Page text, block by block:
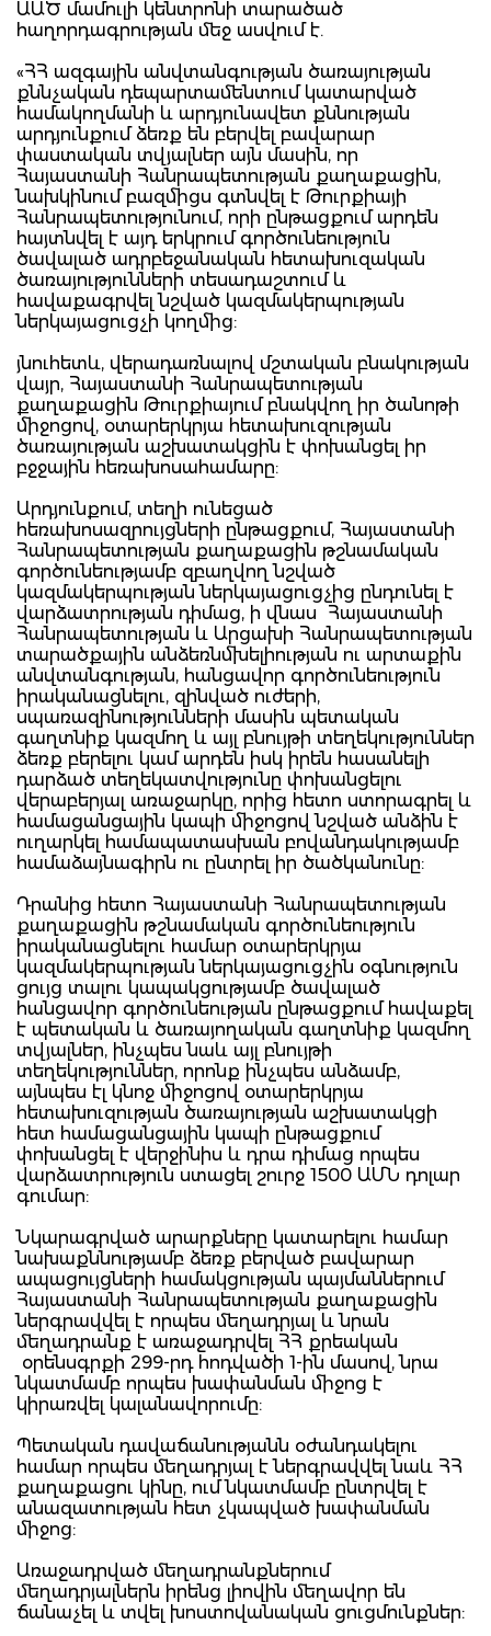
ԱԱԾ մամուլի կենտրոնի տարածած
հաղորդագրության մեջ ասվում է.
«ՀՀ ազգային անվտանգության ծառայության
քննչական դեպարտամենտում կատարված
համակողմանի և արդյունավետ քննության
արդյունքում ձեռք են բերվել բավարար
փաստական տվյալներ այն մասին, որ
Հայաստանի Հանրապետության քաղաքացին,
նախկինում բազմիցս գտնվել է Թուրքիայի
Հանրապետությունում, որի ընթացքում արդեն
հայտնվել է այդ երկրում գործունեություն
ծավալած ադրբեջանական հետախուզական
ծառայությունների տեսադաշտում և
հավաքագրվել նշված կազմակերպության
ներկայացուցչի կողմից:
յնուհետև, վերադառնալով մշտական բնակության
վայր, Հայաստանի Հանրապետության
քաղաքացին Թուրքիայում բնակվող իր ծանոթի
միջոցով, օտարերկրյա հետախուզության
ծառայության աշխատակցին է փոխանցել իր
բջջային հեռախոսահամարը:
Արդյունքում, տեղի ունեցած
հեռախոսազրույցների ընթացքում, Հայաստանի
Հանրապետության քաղաքացին թշնամական
գործունեությամբ զբաղվող նշված
կազմակերպության ներկայացուցչից ընդունել է
վարձատրության դիմաց, ի վնաս Հայաստանի
Հանրապետության և Արցախի Հանրապետության
տարածքային անձեռնմխելիության ու արտաքին
անվտանգության, հանցավոր գործունեություն
իրականացնելու, զինված ուժերի,
սպառազինությունների մասին պետական
գաղտնիք կազմող և այլ բնույթի տեղեկություններ
ձեռք բերելու կամ արդեն իսկ իրեն հասանելի
դարձած տեղեկատվությունը փոխանցելու
վերաբերյալ առաջարկը, որից հետո ստորագրել և
համացանցային կապի միջոցով նշված անձին է
ուղարկել համապատասխան բովանդակությամբ
համաձայնագիրն ու ընտրել իր ծածկանունը:
Դրանից հետո Հայաստանի Հանրապետության
քաղաքացին թշնամական գործունեություն
իրականացնելու համար օտարերկրյա
կազմակերպության ներկայացուցչին օգնություն
ցույց տալու կապակցությամբ ծավալած
հանցավոր գործունեության ընթացքում հավաքել
է պետական և ծառայողական գաղտնիք կազմող
տվյալներ, ինչպես նաև այլ բնույթի
տեղեկություններ, որոնք ինչպես անձամբ,
այնպես էլ կնոջ միջոցով օտարերկրյա
հետախուզության ծառայության աշխատակցի
հետ համացանցային կապի ընթացքում
փոխանցել է վերջինիս և դրա դիմաց որպես
վարձատրություն ստացել շուրջ 1500 ԱՄՆ դոլար
գումար:
Նկարագրված արարքները կատարելու համար
նախաքննությամբ ձեռք բերված բավարար
ապացույցների համակցության պայմաններում
Հայաստանի Հանրապետության քաղաքացին
ներգրավվել է որպես մեղադրյալ և նրան
մեղադրանք է առաջադրվել ՀՀ քրեական
օրենսգրքի 299-րդ հոդվածի 1-ին մասով, նրա
նկատմամբ որպես խափանման միջոց է
կիրառվել կալանավորումը:
Պետական դավաճանությանն օժանդակելու
համար որպես մեղադրյալ է ներգրավվել նաև ՀՀ
քաղաքացու կինը, ում նկատմամբ ընտրվել է
անազատության հետ չկապված խափանման
միջոց:
Առաջադրված մեղադրանքներում
մեղադրյալներն իրենց լիովին մեղավոր են
ճանաչել և տվել խոստովանական ցուցմունքներ: